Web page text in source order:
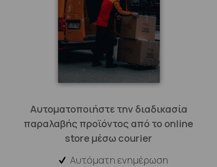
Αυτοματοποιήστε την διαδικασία
παραλαβής προϊόντος από το online
store μέσω courier
Αυτόματη ενημέρωση